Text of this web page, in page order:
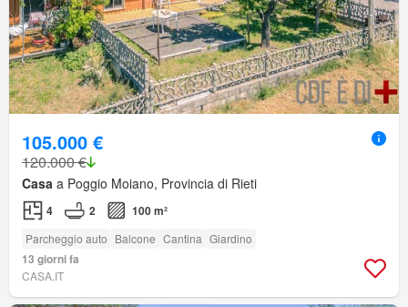
105.000 €
120.000 €
Casa a Poggio Moiano, Provincia di Rieti
4 2 100 m²
Parcheggio auto Balcone Cantina Giardino
13 giorni fa
CASA.IT